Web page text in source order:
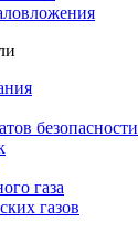
безопасности
газа
газов